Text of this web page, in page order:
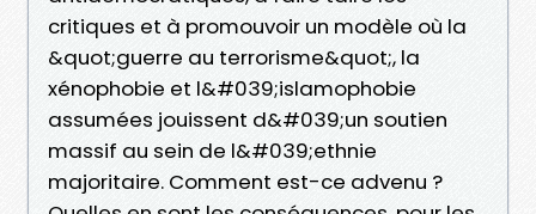
critiques et à promouvoir un modèle où la
&quot;guerre au terrorisme&quot;, la
xénophobie et l&#039;islamophobie
assumées jouissent d&#039;un soutien
massif au sein de l&#039;ethnie
majoritaire. Comment est-ce advenu ?